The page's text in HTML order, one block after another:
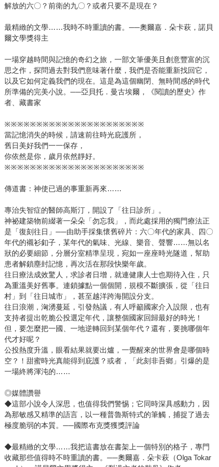
在亞洲尚未引起太多關注。作者有吉佐和子對於昭子身為媳
明人一般仍舊是茶來伸手飯來張口這一點，自始至終絲毫沒
有一點著墨。昭子不但獨自扛下所有的任務，而且必須不時
因應公公的需求調整照顧方式。例如白天自己外出工作時以
換租方式找房客協助照顧、將公公送入日照機構後，讓讀高
三的兒子放學可以去接祖父回家等，全書中昭子的丈夫角色
有如一個毫不相干的旁觀者，身為獨子，母親驟逝後父親失
智以致家庭生活失序，他竟可完全置身事外；兒子只有承擔
只有媳婦昭子一人的生活產生了翻天覆地的改變，在原有的
任務外攬下所有新增的任務；而其他成員皆可維持正常生
活，親戚如出嫁的女兒也只須前來探望出出主意。 曾為職
業婦女、失智症家屬及主要照顧者的我，且以自身的人生歷
紀以來家庭角色與社會變遷的對應關係。一九七二年我大學
方第二波的女性主義崛起，親自目睹了女性為爭取各方面的
平權所採取的激烈或溫和的行動，以及做出的一點一滴的努
力。一九八二年回國進入中央研究院從事學術研究工作，雖
然表面上與男性同事同職同薪，實則在其他待遇及福利方面
大相逕庭的情況，使我立刻體會當時職場文化中，台灣女性
主義運動尚未與歐美接軌。為了生存，我放下了女性主義的
思維，在職場上不提權益，只是埋頭加倍努力；為了家庭和
睦，雖不無委屈，我也只能扮演傳統媳婦角色大部分的責
任，戰戰兢兢的照顧罹癌的公公，及相繼失智的婆婆與大
伯。我雖然沒有像昭子一樣理所當然的一肩承擔，但好在外
子並沒有置身事外，而是與我共同承擔。二○一四年左右年外
子失智，這一回我理所當然的成為昭子，二○一八年我退休成
為全職照顧者，二○二二年我將外子送入長照機構。 二○二
六年台灣將正式邁入超高齡社會，預計六十五歲以上的老年
人至五百萬人以上，成為全球老齡化之冠。亦即從一九九○年
代成為已開發國家的近三十年來，台灣越來越多的家庭也面
臨親人罹患病況不可逆轉、病程可達十多年的老年疾病，除
病，照顧問題也日益嚴重。與昭子不同的是，現今相應的社
福政策，對誰來照顧、採何種方式照顧已有多元的選項。主
解放的六〇？前衛的九〇？或者只要不是現在？
最精緻的文學……我時不時重讀的書。──奧爾嘉．朵卡萩，諾貝
爾文學獎得主
一場穿越時間與記憶的奇幻之旅，一部文筆優美且創意豐富的沉
思之作，探問過去對我們意味著什麼，我們是否能重新找回它，
以及它如何定義我們的現在。這是為這個幽閉、無時間感的時代
所準備的完美小說。──亞貝托．曼古埃爾，《閱讀的歷史》作
者、藏書家
※※※※※※※※※※※※※※※※※※※※※※
當記憶消失的時候，請速前往時光庇護所，
舊日美好我們一一保存，
你依然是你，歲月依然靜好。
※※※※※※※※※※※※※※※※※※※※※※
傳道書：神使已過的事重新再來……
專治失智症的醫師高斯汀，開設了「往日診所」。
神祕建築物前綴著一朵朵「勿忘我」，而此處採用的獨門療法正
是「復刻往日」──由助手採集懷舊碎片：六〇年代的家具、四〇
年代的襯衫釦子，某年代的氣味、光線、樂音、聲響……無以名
狀的必要細節，分層分室精準呈現，宛如一座座時光隧道，幫助
患者解鎖塵封記憶，再次活在那段快樂年歲。
往日療法成效驚人，求診者日增，就連健康人士也期待入住，只
為重溫美好舊事。連鎖據點一個個開，規模不斷擴張，從「往日
村」到「往日城市」，甚至越洋跨海開設分支。
往日浪潮，洶湧蔓延，引發熱議，有人呼籲國家介入設限，也有
支持者提出乾脆公投選定年代，讓整個國家回歸最好的時光！
但，要怎麼把一國、一地逆轉回到某個年代？還有，要挑哪個年
代才好呢？
公投熱度升溫，眼看結果就要出爐，一覺醒來的世界會是哪個時
空？！甜蜜時光真能得到庇護？或者，「此刻非吾鄉」引爆的是
一場終將渾沌的……
◎媒體讚譽
◆這部小說令人深思，也值得我們警惕；它同時深具感動力，因
為那敏感又精準的語言，以一種普魯斯特式的筆觸，捕捉了過去
極度脆弱的本質。──國際布克獎獲獎評論
◆最精緻的文學……我把這書放在書架上一個特別的格子，專門
收藏那些值得時不時重讀的書。──奧爾嘉．朵卡萩（Olga Tokar